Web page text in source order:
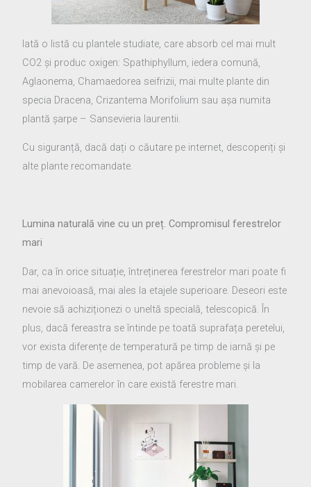
Iată o listă cu plantele studiate, care absorb cel mai mult
CO2 și produc oxigen: Spathiphyllum, iedera comună,
Aglaonema, Chamaedorea seifrizii, mai multe plante din
specia Dracena, Crizantema Morifolium sau așa numita
plantă șarpe – Sansevieria laurentii.
Cu siguranță, dacă dați o căutare pe internet, descoperiți și
alte plante recomandate.
Lumina naturală vine cu un preț. Compromisul ferestrelor
mari
Dar, ca în orice situație, întreținerea ferestrelor mari poate fi
mai anevoioasă, mai ales la etajele superioare. Deseori este
nevoie să achiziționezi o uneltă specială, telescopică. În
plus, dacă fereastra se întinde pe toată suprafața peretelui,
vor exista diferențe de temperatură pe timp de iarnă și pe
timp de vară. De asemenea, pot apărea probleme și la
mobilarea camerelor în care există ferestre mari.